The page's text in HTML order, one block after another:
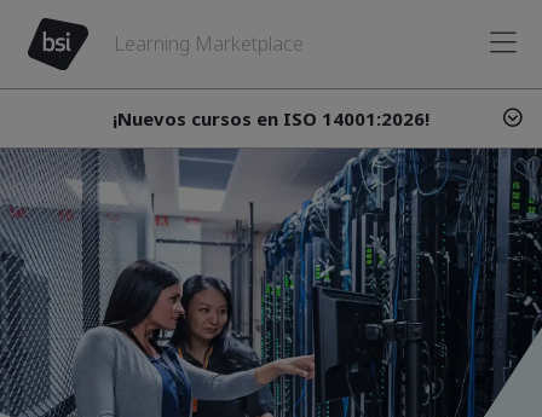
Learning Marketplace
¡Nuevos cursos en ISO 14001:2026!